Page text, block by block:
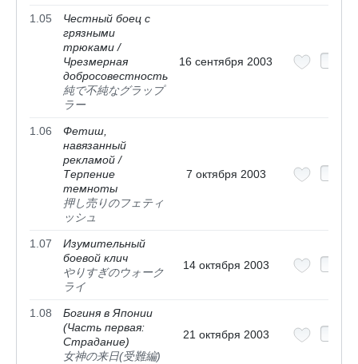
1.05
Честный боец с
грязными
трюками /
Чрезмерная
добросовестность
純で不純なグラップ
ラー
16 сентября 2003
1.06
Фетиш,
навязанный
рекламой /
Терпение
темноты
押し売りのフェティ
ッシュ
7 октября 2003
1.07
Изумительный
боевой клич
やりすぎのウォーク
ライ
14 октября 2003
1.08
Богиня в Японии
(Часть первая:
Страдание)
女神の来日(受難編)
21 октября 2003